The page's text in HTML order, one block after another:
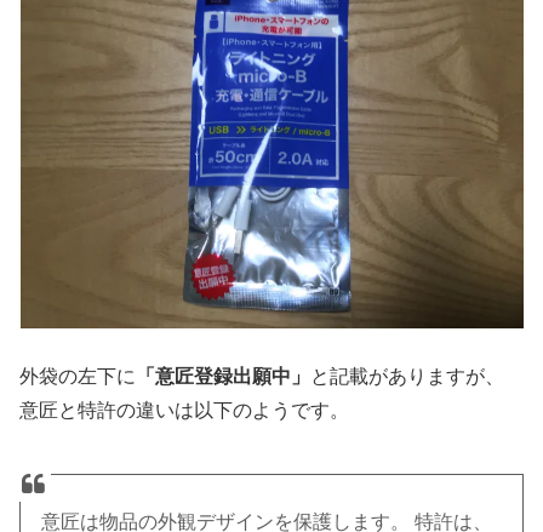
外袋の左下に 「意匠登録出願中」 と記載がありますが、
意匠と特許の違いは以下のようです。
意匠は物品の外観デザインを保護します。 特許は、